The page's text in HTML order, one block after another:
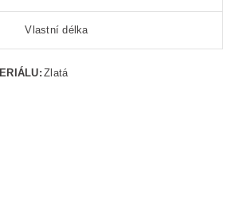
Vlastní délka
Zlatá